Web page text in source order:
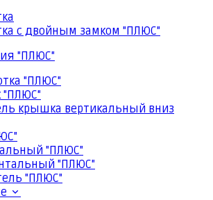
с двойным замком "ПЛЮС"
"ПЛЮС"
"ПЛЮС"
"ПЛЮС"
крышка вертикальный вниз
"ПЛЮС"
"ПЛЮС"
"ПЛЮС"